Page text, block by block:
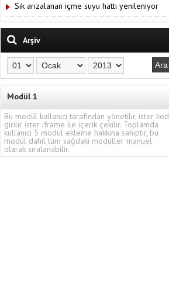
Sık arızalanan içme suyu hattı yenileniyor
Arşiv
Modül 1
Bu modül kullanıcı tarafından yönetilir, ister kod
girilir ister iframe ile içerik çekilir. Toplamda
kullanıcı 5 modül ekleme hakkına sahiptir, bu
modül dahil tüm sağdaki modüller manuel
olarak sıralanabilir.